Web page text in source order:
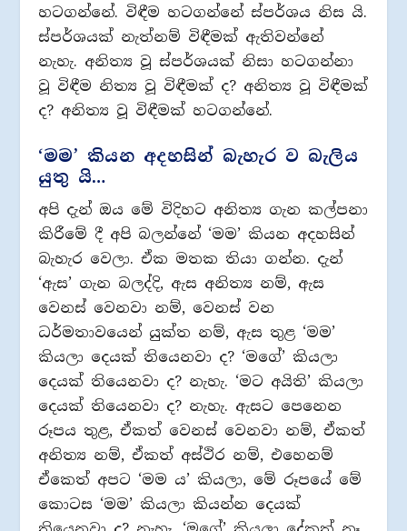
හටගන්නේ. විඳීම හටගන්නේ ස්පර්ශය නිස යි.
ස්පර්ශයක් නැත්නම් විඳීමක් ඇතිවන්නේ
නැහැ. අනිත්‍ය වූ ස්පර්ශයක් නිසා හටගන්නා
වූ විඳීම නිත්‍ය වූ විඳීමක් ද? අනිත්‍ය වූ විඳීමක්
ද? අනිත්‍ය වූ විඳීමක් හටගන්නේ.
‘මම’ කියන අදහසින් බැහැර ව බැලිය
යුතු යි…
අපි දැන් ඔය මේ විදිහට අනිත්‍ය ගැන කල්පනා
කිරීමේ දී අපි බලන්නේ ‘මම’ කියන අදහසින්
බැහැර වෙලා. ඒක මතක තියා ගන්න. දැන්
‘ඇස’ ගැන බලද්දි, ඇස අනිත්‍ය නම්, ඇස
වෙනස් වෙනවා නම්, වෙනස් වන
ධර්මතාවයෙන් යුක්ත නම්, ඇස තුළ ‘මම’
කියලා දෙයක් තියෙනවා ද? ‘මගේ’ කියලා
දෙයක් තියෙනවා ද? නැහැ. ‘මට අයිති’ කියලා
දෙයක් තියෙනවා ද? නැහැ. ඇසට පෙනෙන
රූපය තුළ, ඒකත් වෙනස් වෙනවා නම්, ඒකත්
අනිත්‍ය නම්, ඒකත් අස්ථිර නම්, එහෙනම්
ඒකෙත් අපට ‘මම ය’ කියලා, මේ රූපයේ මේ
කොටස ‘මම’ කියලා කියන්න දෙයක්